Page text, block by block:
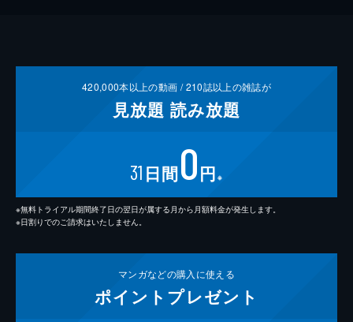
420,000本以上の動画 /210誌以上の雑誌が
見放題 読み放題
31 日間0円 ※
※無料トライアル期間終了日の翌日が属する月から月額料金が発生します。
※日割りでのご請求はいたしません。
マンガなどの購入に使える
ポイント プレゼント